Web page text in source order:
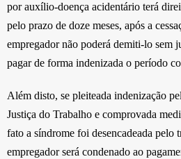
por auxílio-doença acidentário terá
pelo prazo de doze meses, após a
empregador não poderá demiti-lo sem
pagar de forma indenizada o período
Além disto, se pleiteada indenização
Justiça do Trabalho e comprovada
fato a síndrome foi desencadeada pelo
empregador será condenado ao